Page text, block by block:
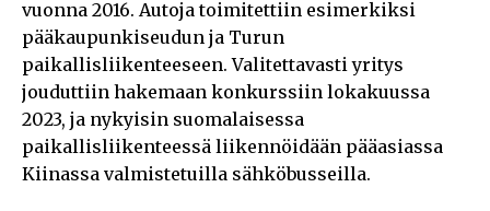
vuonna 2016. Autoja toimitettiin esimerkiksi
pääkaupunkiseudun ja Turun
paikallisliikenteeseen. Valitettavasti yritys
jouduttiin hakemaan konkurssiin lokakuussa
2023, ja nykyisin suomalaisessa
paikallisliikenteessä liikennöidään pääasiassa
Kiinassa valmistetuilla sähköbusseilla.